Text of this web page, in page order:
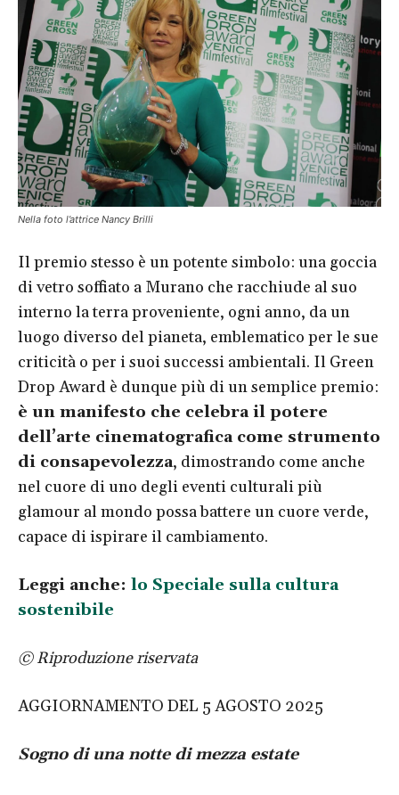
Nella foto l’attrice Nancy Brilli
Il premio stesso è un potente simbolo: una goccia
di vetro soffiato a Murano che racchiude al suo
interno la terra proveniente, ogni anno, da un
luogo diverso del pianeta, emblematico per le sue
criticità o per i suoi successi ambientali. Il Green
Drop Award è dunque più di un semplice premio:
è un manifesto che celebra il potere
dell’arte cinematografica come strumento
di consapevolezza, dimostrando come anche
nel cuore di uno degli eventi culturali più
glamour al mondo possa battere un cuore verde,
capace di ispirare il cambiamento.
Leggi anche: lo Speciale sulla cultura
sostenibile
© Riproduzione riservata
AGGIORNAMENTO DEL 5 AGOSTO 2025
Sogno di una notte di mezza estate